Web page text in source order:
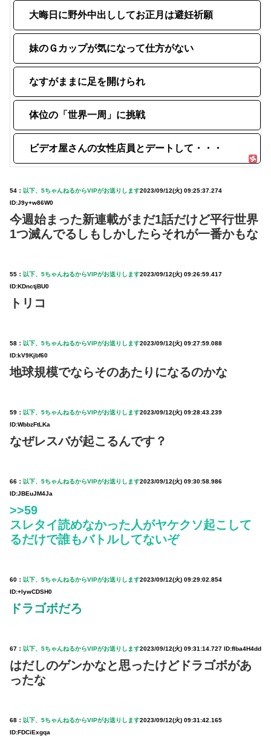
大晦日に野外中出ししてお正月は避妊祈願
妹のＧカップが気になって仕方がない
なすがままに足を開けられ
体位の「世界一周」に挑戦
ビデオ屋さんの女性店員とデートして・・・
54： 以下、5ちゃんねるからVIPがお送りします2023/09/12(火) 09:25:37.274
ID:J9y+w86W0
今週始まった新連載がまだ1話だけど平行世界
1つ滅んでるしもしかしたらそれが一番かもな
55： 以下、5ちゃんねるからVIPがお送りします2023/09/12(火) 09:26:59.417
ID:KDnctjBU0
トリコ
58： 以下、5ちゃんねるからVIPがお送りします2023/09/12(火) 09:27:59.088
ID:kV9Kjbf60
地球規模でならそのあたりになるのかな
59： 以下、5ちゃんねるからVIPがお送りします2023/09/12(火) 09:28:43.239
ID:WbbzFtLKa
なぜレスバが起こるんです？
66： 以下、5ちゃんねるからVIPがお送りします2023/09/12(火) 09:30:58.986
ID:JBEuJM4Ja
>>59
スレタイ読めなかった人がヤケクソ起こして
るだけで誰もバトルしてないぞ
60： 以下、5ちゃんねるからVIPがお送りします2023/09/12(火) 09:29:02.854
ID:+lywCDSH0
ドラゴボだろ
67： 以下、5ちゃんねるからVIPがお送りします2023/09/12(火) 09:31:14.727 ID:fIba4H4dd
はだしのゲンかなと思ったけどドラゴボがあ
ったな
68： 以下、5ちゃんねるからVIPがお送りします2023/09/12(火) 09:31:42.165
ID:FDCiExgqa